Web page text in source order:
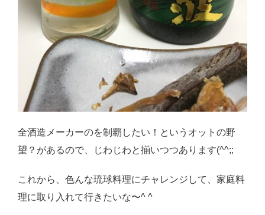
全酒造メーカーのを制覇したい！というオットの野
望？があるので、じわじわと揃いつつあります(^^;;
これから、色んな琉球料理にチャレンジして、家庭料
理に取り入れて行きたいな〜^ ^